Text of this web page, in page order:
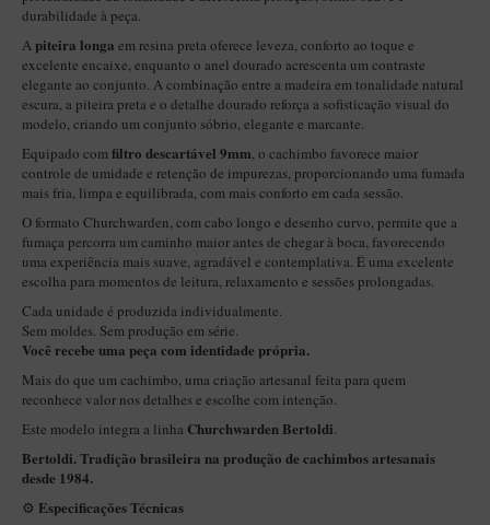
New Rose Polido
Petrus
Piccolo
Premium
Sextavado
Zuccardi
Callia
Encerado
Hobby
Speciale
Elite Longo
Barolo
CACHIMBOS ARTESANAIS DE BRIAR ITALIANO
Maestro – Briar Italiano
durabilidade à peça.
A piteira longa em resina preta oferece leveza, conforto ao toque e
excelente encaixe, enquanto o anel dourado acrescenta um contraste
elegante ao conjunto. A combinação entre a madeira em tonalidade natural
escura, a piteira preta e o detalhe dourado reforça a sofisticação visual do
modelo, criando um conjunto sóbrio, elegante e marcante.
Equipado comfiltro descartável 9mm, o cachimbo favorece maior
controle de umidade e retenção de impurezas, proporcionando uma fumada
mais fria, limpa e equilibrada, com mais conforto em cada sessão.
O formato Churchwarden, com cabo longo e desenho curvo, permite que a
fumaça percorra um caminho maior antes de chegar à boca, favorecendo
uma experiência mais suave, agradável e contemplativa. É uma excelente
escolha para momentos de leitura, relaxamento e sessões prolongadas.
Cada unidade é produzida individualmente.
Sem moldes. Sem produção em série.
Você recebe uma peça com identidade própria.
Mais do que um cachimbo, uma criação artesanal feita para quem
reconhece valor nos detalhes e escolhe com intenção.
Este modelo integra a linha Churchwarden Bertoldi.
Bertoldi. Tradição brasileira na produção de cachimbos artesanais
desde 1984.
⚙️ Especificações Técnicas